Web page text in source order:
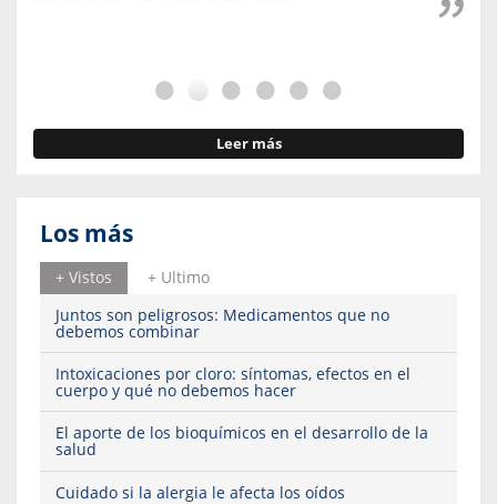
Leer más
Los más
+ Vistos
+ Ultimo
Juntos son peligrosos: Medicamentos que no
debemos combinar
Intoxicaciones por cloro: síntomas, efectos en el
cuerpo y qué no debemos hacer
El aporte de los bioquímicos en el desarrollo de la
salud
Cuidado si la alergia le afecta los oídos